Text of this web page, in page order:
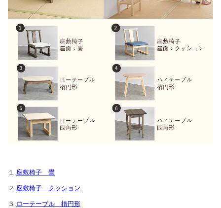
１.座敷椅子 畳
２.座敷椅子 クッション
３. ローテーブル 楕円形